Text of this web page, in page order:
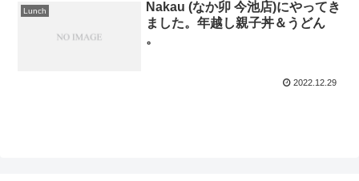
Lunch
Nakau (なか卯 今池店)にやってき
ました。年越し親子丼＆うどん
。
2022.12.29